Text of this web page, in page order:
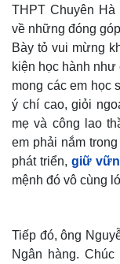
THPT Chuyên
về những đóng
Bày tỏ vui mừng
kiện học hành
mong các em học
ý chí cao, giỏi
mẹ và công lao
em phải nắm
phát triển, giữ
mệnh đó vô cùng
Tiếp đó, ông
Ngân hàng.